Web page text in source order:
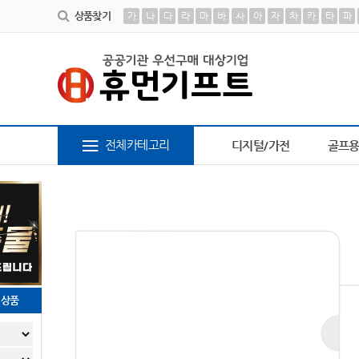
상품찾기 가 나 다 라 마 바 사 아 자 차 카 타 파
6 책갈피
전체카테고리 디지털/가전 골프
품